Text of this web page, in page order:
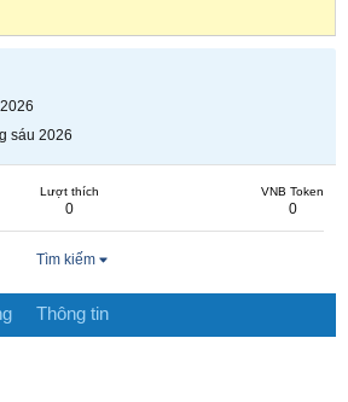
sáu 2026
Lượt thích
0
VNB Token
0
Tìm kiếm
Thông tin